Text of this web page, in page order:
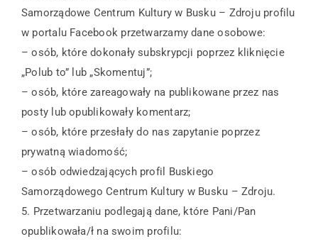
Samorządowe Centrum Kultury w Busku – Zdroju profilu
w portalu Facebook przetwarzamy dane osobowe:
– osób, które dokonały subskrypcji poprzez kliknięcie
„Polub to” lub „Skomentuj”;
– osób, które zareagowały na publikowane przez nas
posty lub opublikowały komentarz;
– osób, które przesłały do nas zapytanie poprzez
prywatną wiadomość;
– osób odwiedzających profil Buskiego
Samorządowego Centrum Kultury w Busku – Zdroju.
5. Przetwarzaniu podlegają dane, które Pani/Pan
opublikowała/ł na swoim profilu: